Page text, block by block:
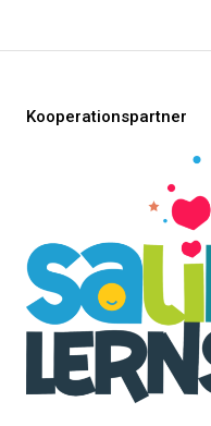
Kooperationspartner